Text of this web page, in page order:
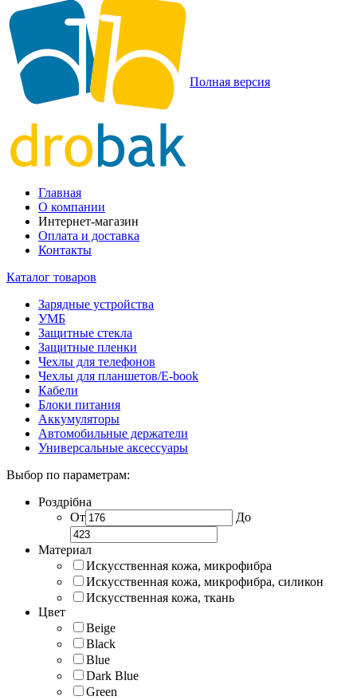
Полная версия
Главная
О компании
Интернет-магазин
Оплата и доставка
Контакты
Каталог товаров
Зарядные устройства
УМБ
Защитные стекла
Защитные пленки
Чехлы для телефонов
Чехлы для планшетов/E-book
Кабели
Блоки питания
Аккумуляторы
Автомобильные держатели
Универсальные аксессуары
Выбор по параметрам:
Роздрібна
От
До
Материал
Искусственная кожа, микрофибра
Искусственная кожа, микрофибра, силикон
Искусственная кожа, ткань
Цвет
Beige
Black
Blue
Dark Blue
Green